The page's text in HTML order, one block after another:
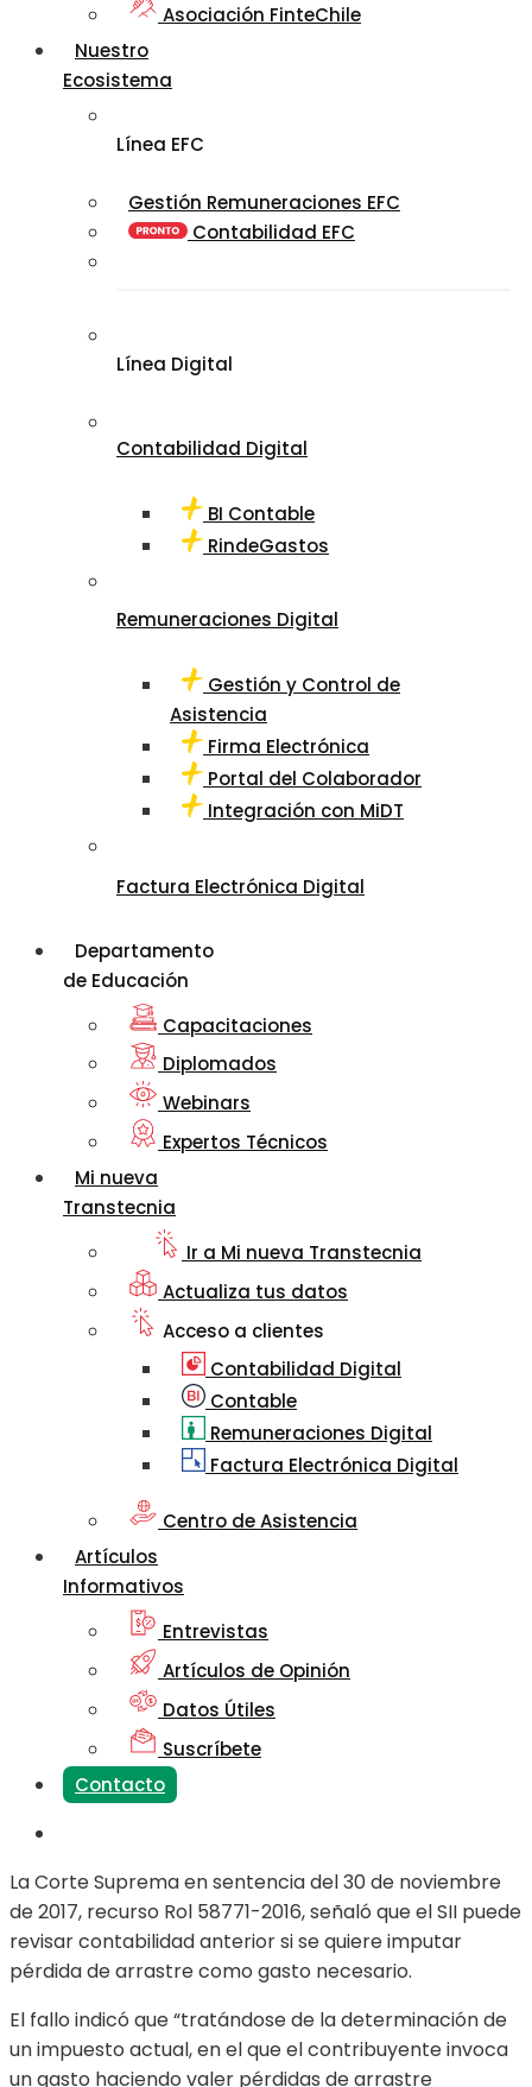
Asociación FinteChile
Nuestro
Ecosistema
Línea EFC
Gestión Remuneraciones EFC
Contabilidad EFC
Línea Digital
Contabilidad Digital
BI Contable
RindeGastos
Remuneraciones Digital
Gestión y Control de
Asistencia
Firma Electrónica
Portal del Colaborador
Integración con MiDT
Factura Electrónica Digital
Departamento
de Educación
Capacitaciones
Diplomados
Webinars
Expertos Técnicos
Mi nueva
Transtecnia
Ir a Mi nueva Transtecnia
Actualiza tus datos
Acceso a clientes
Contabilidad Digital
Contable
Remuneraciones Digital
Factura Electrónica Digital
Centro de Asistencia
Artículos
Informativos
Entrevistas
Artículos de Opinión
Datos Útiles
Suscríbete
Contacto
La Corte Suprema en sentencia del 30 de noviembre
de 2017, recurso Rol 58771-2016, señaló que el SII puede
revisar contabilidad anterior si se quiere imputar
pérdida de arrastre como gasto necesario.
El fallo indicó que “tratándose de la determinación de
un impuesto actual, en el que el contribuyente invoca
un gasto haciendo valer pérdidas de arrastre